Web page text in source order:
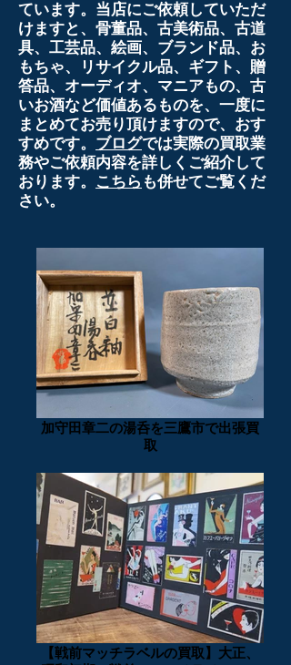
ています。当店にご依頼していただ
けますと、骨董品、古美術品、古道
具、工芸品、絵画、ブランド品、お
もちゃ、リサイクル品、ギフト、贈
答品、オーディオ、マニアもの、古
いお酒など価値あるものを、一度に
まとめてお売り頂けますので、おす
すめです。 ブログでは実際の買取業
務やご依頼内容を詳しくご紹介して
おります。
こちら も併せてご覧くだ
さい。
加守田章二の湯呑を三鷹市で出張買
取
【戦前マッチラベルの買取】大正、